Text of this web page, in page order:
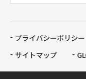
プライバシーポリシー
サイトマップ